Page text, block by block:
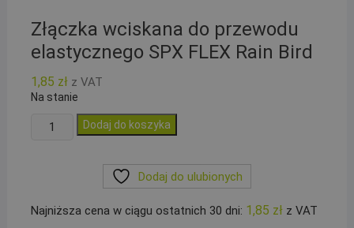
Złączka wciskana do przewodu
elastycznego SPX FLEX Rain Bird
1,85 zł z VAT
Na stanie
ilość
elastycznego
Dodaj do koszyka
Dodaj do ulubionych
Najniższa cena w ciągu ostatnich 30 dni: 1,85 złz VAT